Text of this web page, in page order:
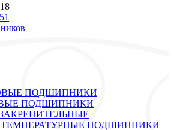
ПОДШИПНИКИ
ПОДШИПНИКИ
ПОДШИПНИКИ